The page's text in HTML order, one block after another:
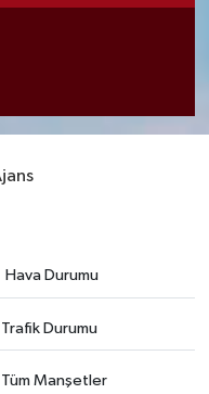
Hava Durumu
Trafik Durumu
Tüm Manşetler